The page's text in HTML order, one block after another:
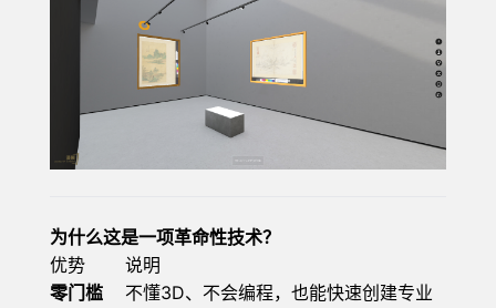
为什么这是一项革命性技术？
优势
说明
零门槛
不懂3D、不会编程，也能快速创建专业